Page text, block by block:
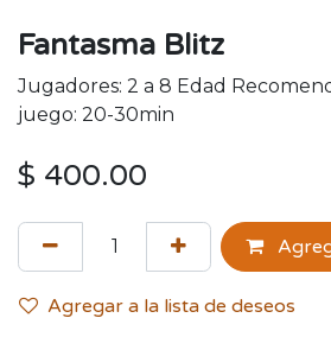
Fantasma Blitz
Jugadores: 2 a 8 Edad
juego: 20-30min
$ 400.00
Agregar a la lista de deseos